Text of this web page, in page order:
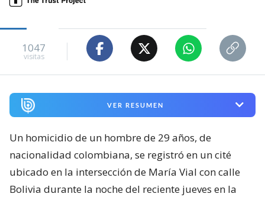
1047
visitas
VER RESUMEN
Un homicidio de un hombre de 29 años, de
nacionalidad colombiana, se registró en un cité
ubicado en la intersección de María Vial con calle
Bolivia durante la noche del reciente jueves en la